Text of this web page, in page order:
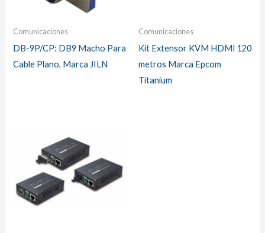
Comunicaciones
DB-9P/CP: DB9 Macho Para
Cable Plano, Marca JILN
Comunicaciones
Kit Extensor KVM HDMI 120
metros Marca Epcom
Titanium